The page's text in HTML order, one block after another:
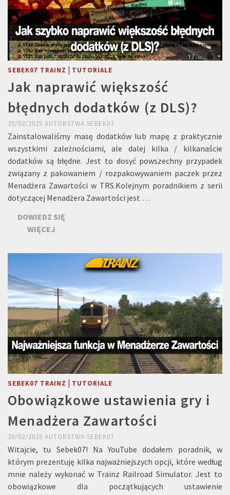
SEBEK07 TRAINZ | TUTORIALE
Jak naprawić większość
błędnych dodatków (z DLS)?
20/02/2025 AUTORSTWA SEBEK07
Zainstalowaliśmy masę dodatków lub mapę z praktycznie
wszystkimi zależnościami, ale dalej kilka / kilkanaście
dodatków są błędne. Jest to dosyć powszechny przypadek
związany z pakowaniem / rozpakowywaniem paczek przez
Menadżera Zawartości w TRS.Kolejnym poradnikiem z serii
dotyczącej Menadżera Zawartości jest …
DOWIEDZ SIĘ
WIĘCEJ
SEBEK07 TRAINZ | TUTORIALE
Obowiązkowe ustawienia gry i
Menadżera Zawartości
20/02/2025 AUTORSTWA SEBEK07
Witajcie, tu Sebek07! Na YouTube dodałem poradnik, w
którym prezentuję kilka najważniejszych opcji, które według
mnie należy wykonać w Trainz Railroad Simulator. Jest to
obowiązkowe dla początkujących ustawienie